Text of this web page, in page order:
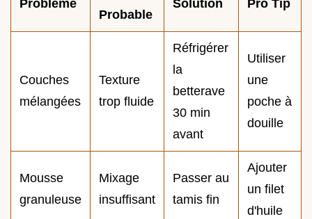
Problème
Probable
Solution Pro Tip
Couches
mélangées
Texture
trop fluide
Réfrigérer
la
betterave
30 min
avant
Utiliser
une
poche à
douille
Mousse
granuleuse
Mixage
insuffisant
Passer au
tamis fin
Ajouter
un filet
d'huile